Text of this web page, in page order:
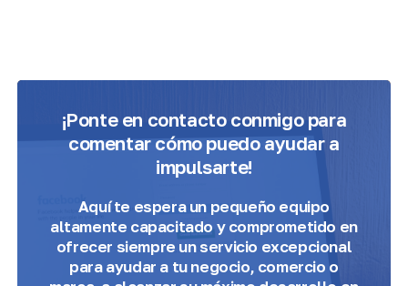
¡Ponte en contacto conmigo para
comentar cómo puedo ayudar a
impulsarte!
Aquí te esperaun pequeño equipo
altamente capacitado y comprometido en
ofrecer siempre un servicio excepcional
para ayudar a tu negocio, comercio o